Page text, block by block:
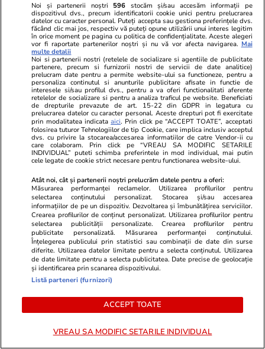
ZiaruldeIasi.ro
Proiectul imobiliar pregătit lângă
Lidl Moara de Foc este scos la
vânzare. Dezvoltatorul este
asociat în piață cu un alt proiect
de anvergură
Fanatik.ro
Doliu în
Cunoscutul
murit chiar
2026,
ULTIMELE ȘTIRI
Fotbal
CM 2026: Spania învinge în prelungiri
Argentina și este noua CAMPIOANĂ mondială
/ Rodri, jucătorul turneului
Noi și partenerii noștri 596 stocăm și/sau accesăm informații pe
dispozitivul dvs., precum identificatorii cookie unici pentru prelucrarea
datelor cu caracter personal. Puteți accepta sau gestiona preferințele dvs.
făcând clic mai jos, respectiv vă puteți opune utilizării unui interes legitim
în orice moment pe pagina cu politica de confidențialitate. Aceste alegeri
vor fi raportate partenerilor noștri și nu vă vor afecta navigarea. Mai
multe detalii
Noi si partenerii nostri (retelele de socializare si agentiile de publicitate
partenere, precum si furnizorii nostri de servicii de date analitice)
prelucram date pentru a permite website-ului sa functioneze, pentru a
personaliza continutul si anunturile publicitare afisate in functie de
interesele si/sau profilul dvs., pentru a va oferi functionalitati aferente
retelelor de socializare si pentru a analiza traficul pe website. Beneficiati
de drepturile prevazute de art. 15-22 din GDPR in legatura cu
prelucrarea datelor cu caracter personal. Aceste drepturi pot fi exercitate
prin modalitatea indicataaici. Prin click pe “ACCEPT TOATE”, acceptati
folosirea tuturor Tehnologiilor de tip Cookie, care implica inclusiv acceptul
dvs. cu privire la stocarea/accesarea informatiilor de catre Vendor-ii cu
care colaboram. Prin click pe “VREAU SA MODIFIC SETARILE
INDIVIDUAL” puteti schimba preferintele in mod individual, mai putin
cele legate de cookie strict necesare pentru functionarea website-ului.
Atât noi, cât și partenerii noștri prelucrăm datele pentru a oferi:
Măsurarea performanței reclamelor. Utilizarea profilurilor pentru
selectarea conținutului personalizat. Stocarea și/sau accesarea
informațiilor de pe un dispozitiv. Dezvoltarea și îmbunătățirea serviciilor.
Crearea profilurilor de conținut personalizat. Utilizarea profilurilor pentru
selectarea publicității personalizate. Crearea profilurilor pentru
publicitate personalizată. Măsurarea performanței conținutului.
Înțelegerea publicului prin statistici sau combinații de date din surse
diferite. Utilizarea datelor limitate pentru a selecta conținutul. Utilizarea
de date limitate pentru a selecta publicitatea. Date precise de geolocație
și identificarea prin scanarea dispozitivului.
Listă parteneri (furnizori)
ACCEPT TOATE
VREAU SA MODIFIC SETARILE INDIVIDUAL